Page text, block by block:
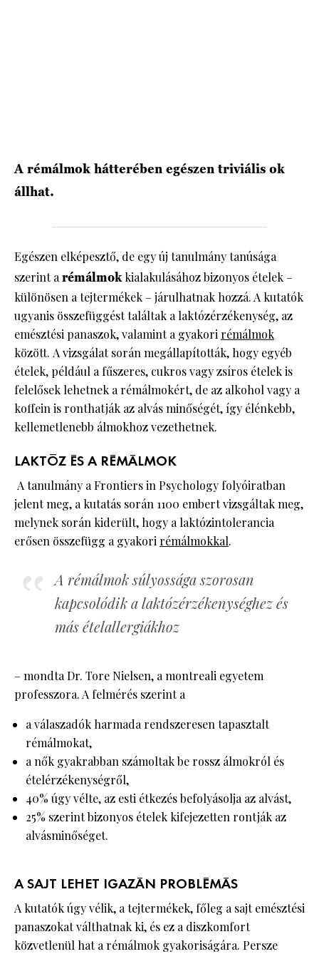
A rémálmok hátterében egészen triviális ok
állhat.
Egészen elképesztő, de egy új tanulmány tanúsága
szerint arémálmokkialakulásához bizonyos ételek –
különösen a tejtermékek – járulhatnak hozzá. A kutatók
ugyanis összefüggést találtak a laktózérzékenység, az
emésztési panaszok, valamint a gyakori rémálmok
között. A vizsgálat során megállapították, hogy egyéb
ételek, például a fűszeres, cukros vagy zsíros ételek is
felelősek lehetnek a rémálmokért, de az alkohol vagy a
koffein is ronthatják az alvás minőségét, így élénkebb,
kellemetlenebb álmokhoz vezethetnek.
LAKTÓZ ÉS A RÉMÁLMOK
A tanulmány a Frontiers in Psychology folyóiratban
jelent meg, a kutatás során 1100 embert vizsgáltak meg,
melynek során kiderült, hogy a laktózintolerancia
erősen összefügg a gyakori rémálmokkal.
A rémálmok súlyossága szorosan
kapcsolódik a laktózérzékenységhez és
más ételallergiákhoz
– mondta Dr. Tore Nielsen, a montreali egyetem
professzora. A felmérés szerint a
a válaszadók harmada rendszeresen tapasztalt
rémálmokat,
a nők gyakrabban számoltak be rossz álmokról és
ételérzékenységről,
40% úgy vélte, az esti étkezés befolyásolja az alvást,
25% szerint bizonyos ételek kifejezetten rontják az
alvásminőséget.
A SAJT LEHET IGAZÁN PROBLÉMÁS
A kutatók úgy vélik, a tejtermékek, főleg a sajt emésztési
panaszokat válthatnak ki, és ez a diszkomfort
közvetlenül hat a rémálmok gyakoriságára. Persze